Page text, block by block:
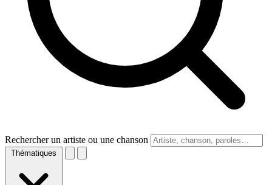
Rechercher un artiste ou une chanson
Thématiques